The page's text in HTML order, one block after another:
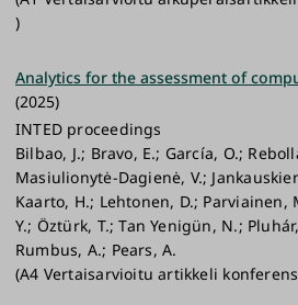
)
Analytics for the assessment of
(2025)
INTED proceedings
Bilbao, J.; Bravo, E.; García, O.;
Masiulionytė-Dagienė, V.;
Kaarto, H.; Lehtonen, D.; Parviainen,
Y.; Öztürk, T.; Tan Yenigün, N.;
Rumbus, A.; Pears, A.
(A4 Vertaisarvioitu artikkeli